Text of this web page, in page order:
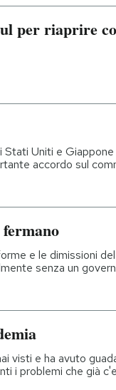
per riaprire
Uniti e Giappone
accordo sul
e le dimissioni
senza un
visti e ha avuto
i problemi che già